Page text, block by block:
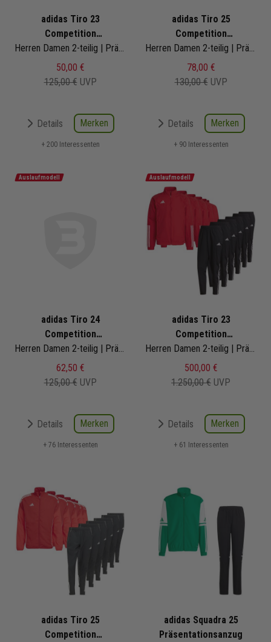
adidas Tiro 23
Competition
Präsentationsanzug
Herren Damen 2-teilig | Präsentationsjacke Präsentationshose
50,00 €
125,00 € UVP
Details Merken
+ 200 Interessenten
adidas Tiro 25
Competition
Präsentationsanzug
Herren Damen 2-teilig | Präsentationsjacke Präsentationshose
78,00 €
130,00 € UVP
Details Merken
+ 90 Interessenten
Auslaufmodell
adidas Tiro 24
Competition
Präsentationsanzug
Herren Damen 2-teilig | Präsentationsjacke Präsentationshose
62,50 €
125,00 € UVP
Details Merken
+ 76 Interessenten
Auslaufmodell
adidas Tiro 23
Competition
Präsentationsanzug SatzHerren Damen 2-teilig | Präsentationsjacke Präsentationshose
500,00 €
1.250,00 € UVP
Details Merken
+ 61 Interessenten
adidas Tiro 25
Competition
adidas Squadra 25
Präsentationsanzug